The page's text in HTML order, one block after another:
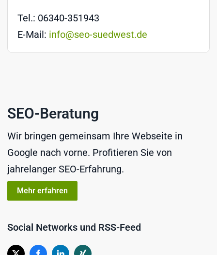
Tel.: 06340-351943
E-Mail: info@seo-suedwest.de
SEO-Beratung
Wir bringen gemeinsam Ihre Webseite in
Google nach vorne. Profitieren Sie von
jahrelanger SEO-Erfahrung.
Mehr erfahren
Social Networks und RSS-Feed